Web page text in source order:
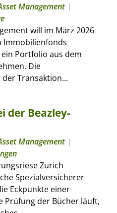
Management|
will im März 2026
Immobilienfonds
Portfolio aus dem
Die
Transaktion...
der Beazley-
Management|
Zurich
Spezialversicherer
Eckpunkte einer
Prüfung der Bücher läuft,